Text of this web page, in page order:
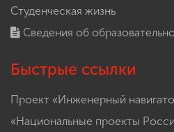
Студенческая жизнь
Сведения об
Быстрые ссылки
Проект «Инженерный
«Национальные проекты